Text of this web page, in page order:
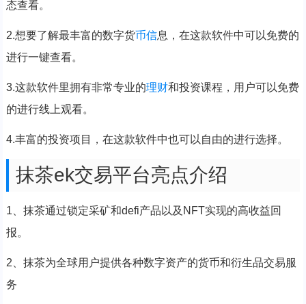
态查看。
2.想要了解最丰富的数字货币信息，在这款软件中可以免费的
进行一键查看。
3.这款软件里拥有非常专业的理财和投资课程，用户可以免费
的进行线上观看。
4.丰富的投资项目，在这款软件中也可以自由的进行选择。
抹茶ek交易平台亮点介绍
1、抹茶通过锁定采矿和defi产品以及NFT实现的高收益回
报。
2、抹茶为全球用户提供各种数字资产的货币和衍生品交易服
务